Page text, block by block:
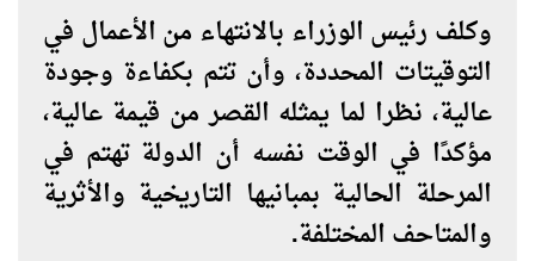
وكلف رئيس الوزراء بالانتهاء من الأعمال في
التوقيتات المحددة، وأن تتم بكفاءة وجودة
عالية، نظرا لما يمثله القصر من قيمة عالية،
مؤكدًا في الوقت نفسه أن الدولة تهتم في
المرحلة الحالية بمبانيها التاريخية والأثرية
والمتاحف المختلفة.